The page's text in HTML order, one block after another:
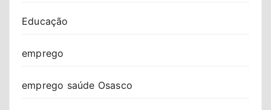
Educação
emprego
emprego saúde Osasco